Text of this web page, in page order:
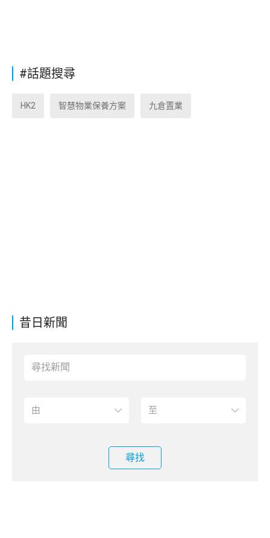
昔日新聞
尋找
#話題搜尋
HK2 智慧物業保養方案 九倉置業